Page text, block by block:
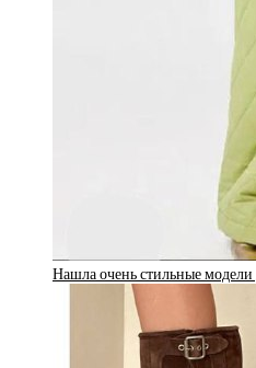
Нашла очень стильные модели